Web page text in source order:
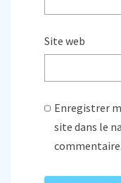
Site web
Enregistrer
site dans le
commentaire.